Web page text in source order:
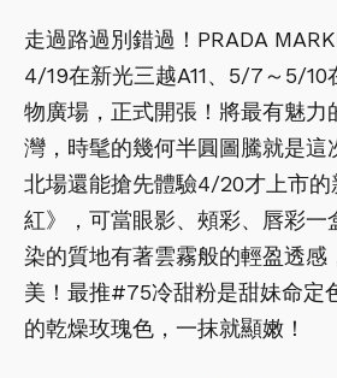
走過路過別錯過！PRADA
4/19在新光三越A11、5/7～5/10
物廣場，正式開張！將最有魅力
灣，時髦的幾何半圓圖騰就是這
北場還能搶先體驗4/20才上市
紅》，可當眼影、頰彩、唇彩一
染的質地有著雲霧般的輕盈透感
美！最推#75冷甜粉是甜妹命定
的乾燥玫瑰色，一抹就顯嫩！